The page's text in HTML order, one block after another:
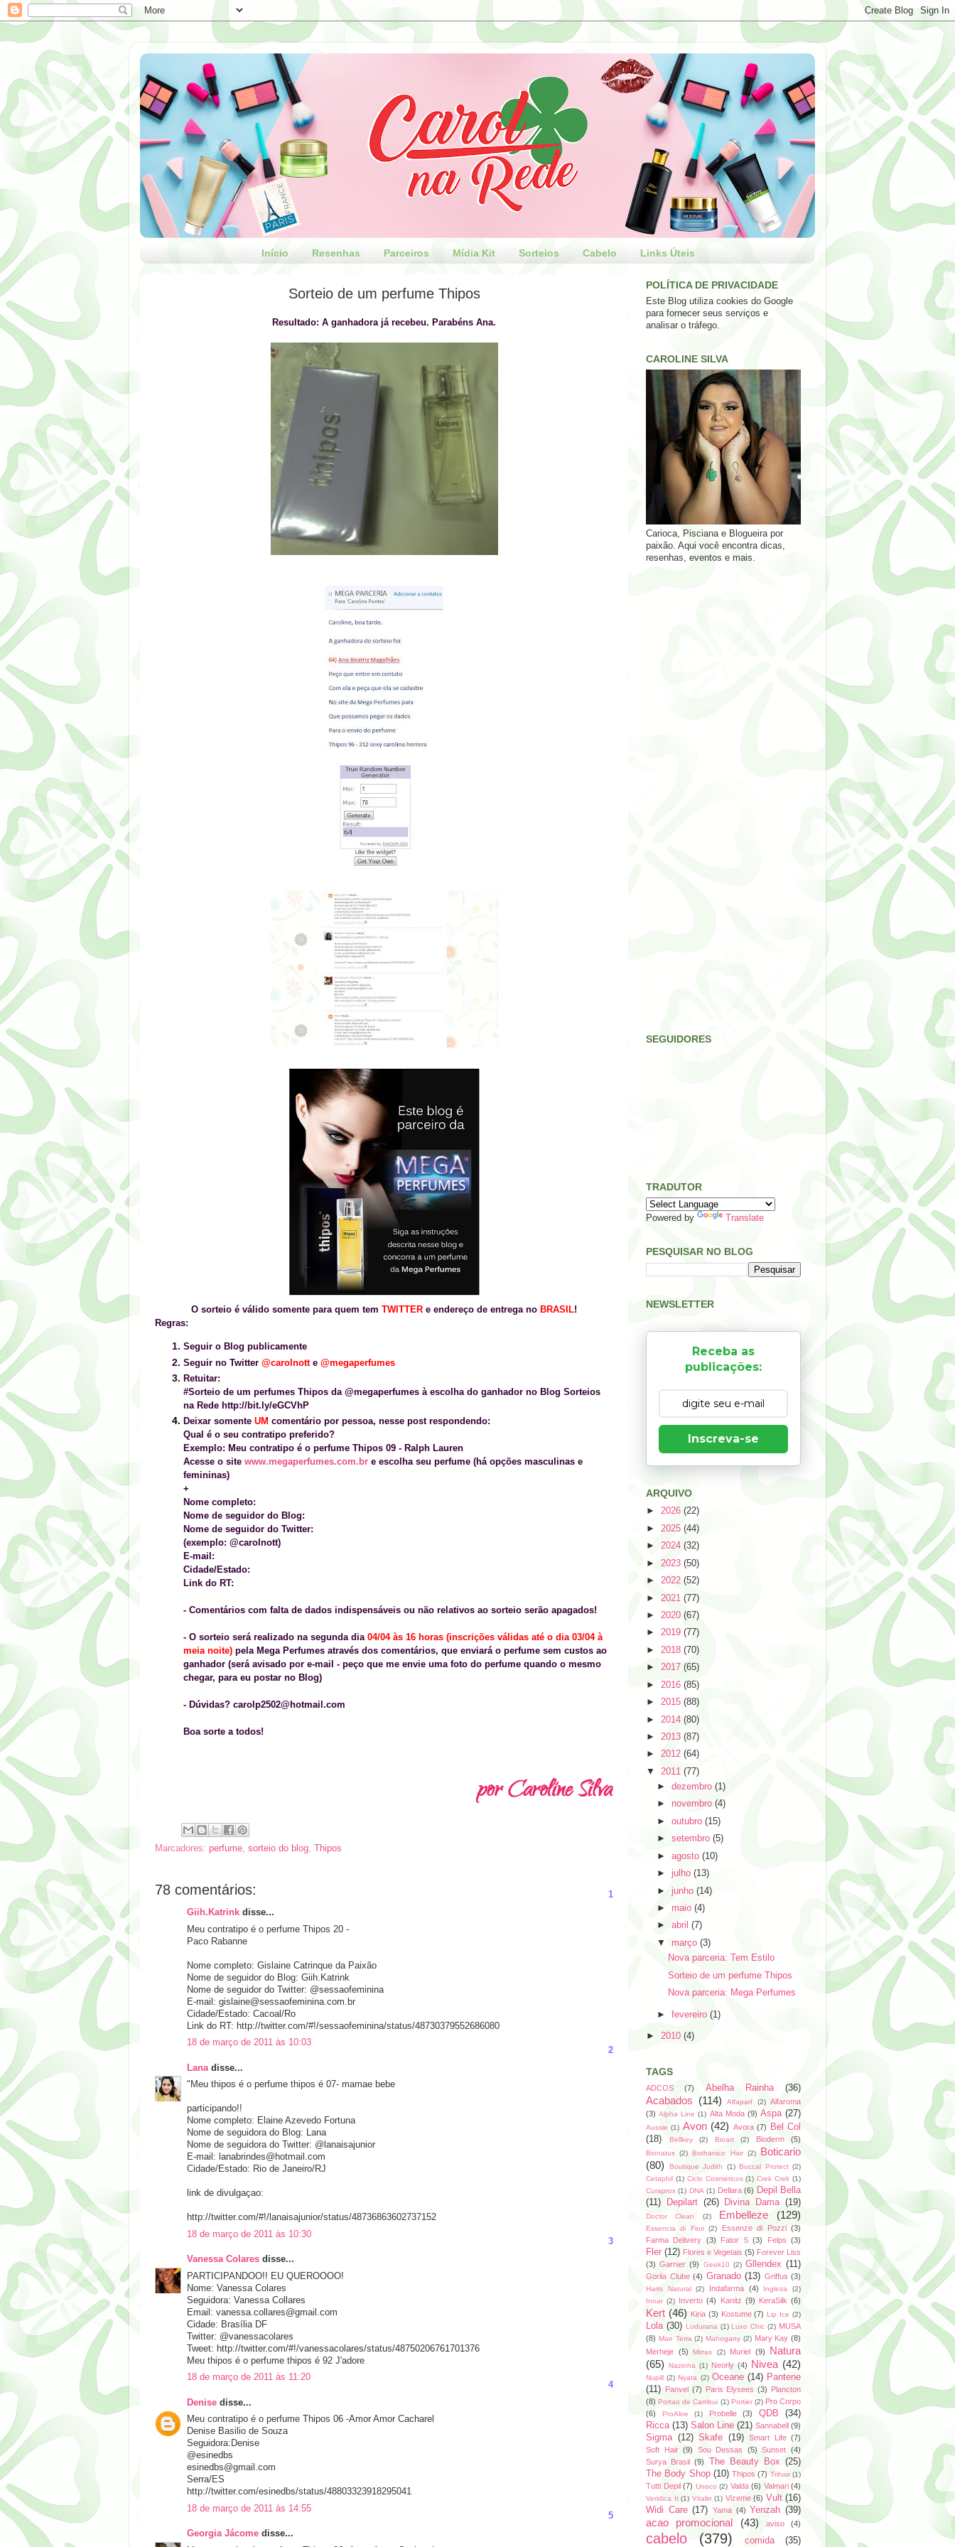
Início Resenhas Parceiros Mídia Kit Sorteios Cabelo Links Úteis
Sorteio de um perfume Thipos
Resultado: A ganhadora já recebeu. Parabéns Ana.
O sorteio é válido somente para quem tem TWITTER e endereço de entrega no BRASIL!
Regras:
Seguir o Blog publicamente
Seguir no Twitter @carolnotte @megaperfumes
Retuitar:
#Sorteio de um perfumes Thipos da @megaperfumes à escolha do ganhador no Blog Sorteios
na Rede http://bit.ly/eGCVhP
Deixar somente UM comentário por pessoa, nesse post respondendo:
Qual é o seu contratipo preferido?
Exemplo: Meu contratipo é o perfume Thipos 09 - Ralph Lauren
Acesse o site www.megaperfumes.com.br e escolha seu perfume (há opções masculinas e
femininas)
+
Nome completo:
Nome de seguidor do Blog:
Nome de seguidor do Twitter:
(exemplo: @carolnott)
E-mail:
Cidade/Estado:
Link do RT:
- Comentários com falta de dados indispensáveis ou não relativos ao sorteio serão apagados!
- O sorteio será realizado na segunda dia 04/04 às 16 horas (inscrições válidas até o dia 03/04 à
meia noite) pela Mega Perfumes através dos comentários, que enviará o perfume sem custos ao
ganhador (será avisado por e-mail - peço que me envie uma foto do perfume quando o mesmo
chegar, para eu postar no Blog)
- Dúvidas? carolp2502@hotmail.com
Boa sorte a todos!
Marcadores: perfume, sorteio do blog, Thipos
78 comentários:
Giih.Katrink disse...
1
Meu contratipo é o perfume Thipos 20 -
Paco Rabanne
Nome completo: Gislaine Catrinque da Paixão
Nome de seguidor do Blog: Giih.Katrink
Nome de seguidor do Twitter: @sessaofeminina
E-mail: gislaine@sessaofeminina.com.br
Cidade/Estado: Cacoal/Ro
Link do RT: http://twitter.com/#!/sessaofeminina/status/48730379552686080
18 de março de 2011 às 10:03
Lanadisse...
2
"Meu thipos é o perfume thipos é 07- mamae bebe
participando!!
Nome completo: Elaine Azevedo Fortuna
Nome de seguidora do Blog: Lana
Nome de seguidora do Twitter: @lanaisajunior
E-mail: lanabrindes@hotmail.com
Cidade/Estado: Rio de Janeiro/RJ
link de divulgaçao:
http://twitter.com/#!/lanaisajunior/status/48736863602737152
18 de março de 2011 às 10:30
Vanessa Colares disse...
3
PARTICIPANDOO!! EU QUEROOOO!
Nome: Vanessa Colares
Seguidora: Vanessa Collares
Email: vanessa.collares@gmail.com
Cidade: Brasília DF
Twitter: @vanessacolares
Tweet: http://twitter.com/#!/vanessacolares/status/48750206761701376
Meu thipos é o perfume thipos é 92 J'adore
18 de março de 2011 às 11:20
Denise disse...
4
Meu contratipo é o perfume Thipos 06 -Amor Amor Cacharel
Denise Basilio de Souza
Seguidora:Denise
@esinedbs
esinedbs@gmail.com
Serra/ES
http://twitter.com/esinedbs/status/48803323918295041
18 de março de 2011 às 14:55
Georgia Jácome disse...
5
POLÍTICA DE PRIVACIDADE
Este Blog utiliza cookies do Google
para fornecer seus serviços e
analisar o tráfego.
CAROLINE SILVA
Carioca, Pisciana e Blogueira por
paixão. Aqui você encontra dicas,
resenhas, eventos e mais.
SEGUIDORES
TRADUTOR
Powered by Translate
PESQUISAR NO BLOG
NEWSLETTER
Receba as
publicações:
Inscreva-se
ARQUIVO
► 2026 (22)
► 2025 (44)
► 2024 (32)
► 2023 (50)
► 2022 (52)
► 2021 (77)
► 2020 (67)
► 2019 (77)
► 2018 (70)
► 2017 (65)
► 2016 (85)
► 2015 (88)
► 2014 (80)
► 2013 (87)
► 2012 (64)
▼ 2011 (77)
►dezembro(1)
► novembro(4)
►outubro(15)
►setembro(5)
►agosto(10)
► julho(13)
►junho(14)
► maio(4)
►abril(7)
▼ março(3)
Nova parceria: Tem Estilo
Sorteio de um perfume Thipos
Nova parceria: Mega Perfumes
►fevereiro(1)
► 2010 (4)
TAGS
ADCOS (7) Abelha Rainha (36)
Acabados (114) Alfaparf (2) Alfaroma
(3) Alpha Line (1) Alta Moda (9) Aspa (27)
Aussie (1) Avon (42) Avora (7)
Bel Col
(18)
Bellkey (2) Bioart (2) Bioderm (5)
Bionatus (2) Bothanico Hair (2)
Boticario
(80)
Boutique Judith (1) Buccal Protect (2)
Cetaphil (1) Ciclo Cosméticos (1) Crek Crek (1)
Curaprox (1) DNA (1) Dellara (6) Depil Bella
(11)
Depilart (26) Divina Dama (19)
Doctor Clean (2) Embelleze (129)
Essencia di Fiori (2) Essenze di Pozzi (3)
Farma Delivery (3) Fator 5 (3) Felps (3)
Fler (12) Flores e Vegetais (5) Forever Liss
(3) Garnier (9) Geek10 (2) Gllendex (11)
Gorila Clube (4) Granado (13) Griffus (3)
Harts Natural (2) Indafarma (4) Ingleza
(2)
Inoar (2) Inverto (4) Kanitz (9) KeraSilk (6)
Kert (46) Kiria (3) Kostume (7) Lip Ice (2)
Lola (30) Ludurana (1) Luxo Chic (2) MUSA
(8) Mae Terra (2) Mahogany (2) Mary Kay (8)
Merheje (5) Mirras (2) Muriel (9)
Natura
(65)
Nazinha (1) Neorly (4) Nivea (42)
Nupill (2) Nyata (2) Oceane (14) Pantene
(11) Panvel (7) Paris Elysees (3) Plancton
(8) Portao de Cambui (1) Portier (2) Pro Corpo
(6)
ProAloe (1) Probelle (3) QDB
(34)
Ricca (13) Salon Line (21) Sannabell (9)
Sigma (12) Skafe (19) Smart Life (7)
Soft Hair (9) Sou Dessas (5) Sunset (4)
Surya Brasil (9) The Beauty Box (25)
The Body Shop (10) Thipos (7) Trihair (1)
Tutti Depil (7) Unoco (2) Valda (6) Valmari (4)
Veridica It (1) Vitalin (1) Vizeme (6) Vult (16)
Widi Care (17) Yama (4) Yenzah (39)
acao promocional (43) aviso (4)
cabelo (379) comida (35)